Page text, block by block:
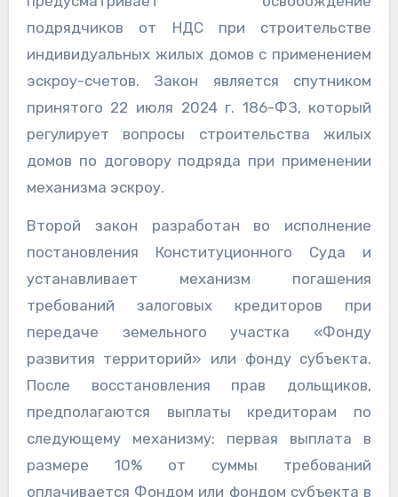
подрядчиков от НДС при строительстве
индивидуальных жилых домов с применением
эскроу-счетов. Закон является спутником
принятого 22 июля 2024 г. 186-ФЗ, который
регулирует вопросы строительства жилых
домов по договору подряда при применении
механизма эскроу.
Второй закон разработан во исполнение
постановления Конституционного Суда и
устанавливает механизм погашения
требований залоговых кредиторов при
передаче земельного участка «Фонду
развития территорий» или фонду субъекта.
После восстановления прав дольщиков,
предполагаются выплаты кредиторам по
следующему механизму: первая выплата в
размере 10% от суммы требований
оплачивается Фондом или фондом субъекта в